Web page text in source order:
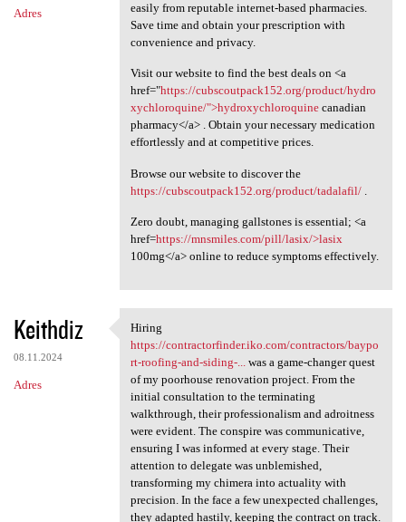
Adres
easily from reputable internet-based pharmacies.
Save time and obtain your prescription with
convenience and privacy.
Visit our website to find the best deals on <a
href="https://cubscoutpack152.org/product/hydro
xychloroquine/">hydroxychloroquinecanadian
pharmacy</a> . Obtain your necessary medication
effortlessly and at competitive prices.
Browse our website to discover the
https://cubscoutpack152.org/product/tadalafil/.
Zero doubt, managing gallstones is essential; <a
href=https://mnsmiles.com/pill/lasix/>lasix
100mg</a> online to reduce symptoms effectively.
Keithdiz
08.11.2024
Adres
Hiring https:/
Hiring
https://contractorfinder.iko.com/contractors/baypo
rt-roofing-and-siding-...
was a game-changer quest
of my poorhouse renovation project. From the
initial consultation to the terminating
walkthrough, their professionalism and adroitness
were evident. The conspire was communicative,
ensuring I was informed at every stage. Their
attention to delegate was unblemished,
transforming my chimera into actuality with
precision. In the face a few unexpected challenges,
they adapted hastily, keeping the contract on track.